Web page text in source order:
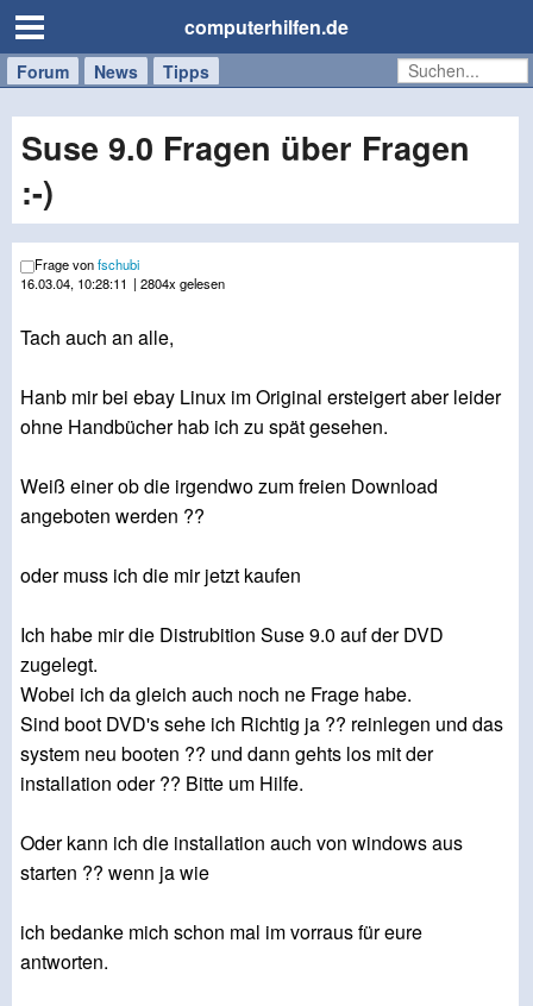
computerhilfen.de
Forum News Tipps
Handy
Tablet
Windows
Mac
Suse 9.0 Fragen über Fragen
:-)
Frage vonfschubi
16.03.04, 10:28:11 | 2804x gelesen
Tach auch an alle,
Hanb mir bei ebay Linux im Original ersteigert aber leider
ohne Handbücher hab ich zu spät gesehen.
Weiß einer ob die irgendwo zum freien Download
angeboten werden ??
oder muss ich die mir jetzt kaufen
Ich habe mir die Distrubition Suse 9.0 auf der DVD
zugelegt.
Wobei ich da gleich auch noch ne Frage habe.
Sind boot DVD's sehe ich Richtig ja ?? reinlegen und das
system neu booten ?? und dann gehts los mit der
installation oder ?? Bitte um Hilfe.
Oder kann ich die installation auch von windows aus
starten ?? wenn ja wie
ich bedanke mich schon mal im vorraus für eure
antworten.